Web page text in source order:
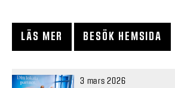
LÄS MER BESÖK HEMSIDA
3 mars 2026